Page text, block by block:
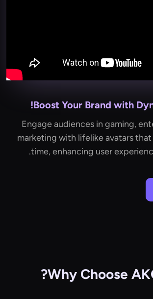
Boost Your Brand with
Engage audiences in gaming,
marketing with lifelike avatars
time, enhancing user
Why Choose